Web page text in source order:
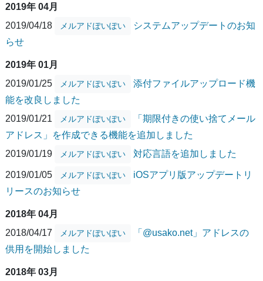
2019年 04月
2019/04/18
メルアドぽいぽい
システムアップデートのお知
らせ
2019年 01月
2019/01/25
メルアドぽいぽい
添付ファイルアップロード機
能を改良しました
2019/01/21
メルアドぽいぽい
「期限付きの使い捨てメール
アドレス」を作成できる機能を追加しました
2019/01/19
メルアドぽいぽい 対応言語を追加しました
2019/01/05 メルアドぽいぽい
iOSアプリ版アップデートリ
リースのお知らせ
2018年 04月
2018/04/17
メルアドぽいぽい
「@usako.net」アドレスの
供用を開始しました
2018年 03月